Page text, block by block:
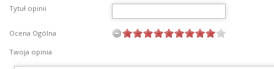
Tytuł opinii
Ocena Ogólna
Twoja opinia